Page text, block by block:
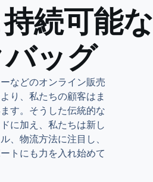
続可能な
ッグ
などのオンライン販売
り、私たちの顧客はま
す。そうした伝統的な
に加え、私たちは新し
、物流方法に注目し、
トにも力を入れ始めて